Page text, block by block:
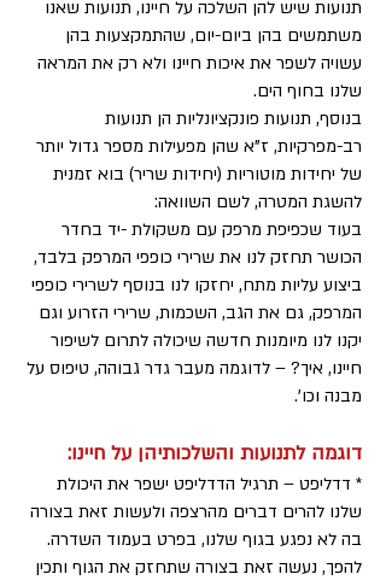
תנועות שיש להן השלכה על חיינו, תנועות שאנו
משתמשים בהן ביום-יום, שהתמקצעות בהן
עשויה לשפר את איכות חיינו ולא רק את המראה
שלנו בחוף הים.
בנוסף, תנועות פונקציונליות הן תנועות
רב-מפרקיות, ז"א שהן מפעילות מספר גדול יותר
של יחידות מוטוריות (יחידות שריר) בוא זמנית
להשגת המטרה, לשם השוואה:
בעוד שכפיפת מרפק עם משקולת -יד בחדר
הכושר תחזק לנו את שרירי כופפי המרפק בלבד,
ביצוע עליות מתח, יחזקו לנו בנוסף לשרירי כופפי
המרפק, גם את הגב, השכמות, שרירי הזרוע וגם
יקנו לנו מיומנות חדשה שיכולה לתרום לשיפור
חיינו, איך? – לדוגמה מעבר גדר גבוהה, טיפוס על
מבנה וכו'.
דוגמה לתנועות והשלכותיהן על חיינו:
* דדליפט – תרגיל הדדליפט ישפר את היכולת
שלנו להרים דברים מהרצפה ולעשות זאת בצורה
בה לא נפגע בגוף שלנו, בפרט בעמוד השדרה.
להפך, נעשה זאת בצורה שתחזק את הגוף ותכין